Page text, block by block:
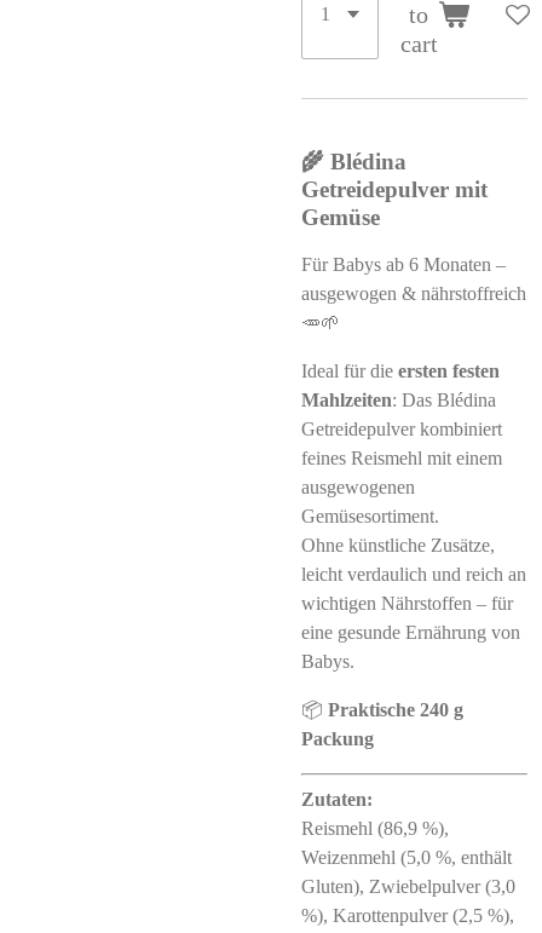
to
cart
🌾 Blédina
Getreidepulver mit
Gemüse
Für Babys ab 6 Monaten –
ausgewogen & nährstoffreich
🥕🌱
Ideal für die ersten festen
Mahlzeiten: Das Blédina
Getreidepulver kombiniert
feines Reismehl mit einem
ausgewogenen
Gemüsesortiment.
Ohne künstliche Zusätze,
leicht verdaulich und reich an
wichtigen Nährstoffen – für
eine gesunde Ernährung von
Babys.
📦 Praktische 240 g
Packung
Zutaten:
Reismehl (86,9 %),
Weizenmehl (5,0 %, enthält
Gluten), Zwiebelpulver (3,0
%), Karottenpulver (2,5 %),